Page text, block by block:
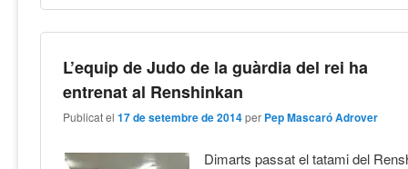
L’equip de Judo de la guàrdia del rei ha
entrenat al Renshinkan
Publicat el17 de setembre de 2014 per Pep Mascaró Adrover
Dimarts passat el tatami del